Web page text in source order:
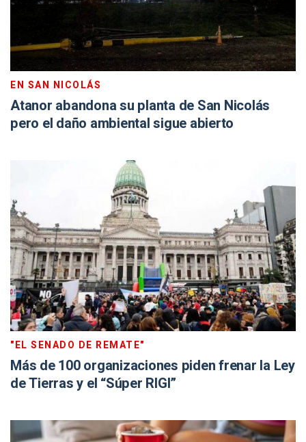
EN SAN NICOLÁS
Atanor abandona su planta de San Nicolás
pero el daño ambiental sigue abierto
"EL SENADO DE REMATE"
Más de 100 organizaciones piden frenar la Ley
de Tierras y el “Súper RIGI”